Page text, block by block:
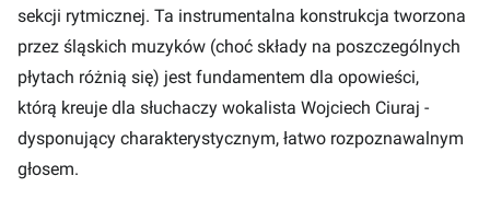
sekcji rytmicznej. Ta instrumentalna konstrukcja tworzona
przez śląskich muzyków (choć składy na poszczególnych
płytach różnią się) jest fundamentem dla opowieści,
którą kreuje dla słuchaczy wokalista Wojciech Ciuraj -
dysponujący charakterystycznym, łatwo rozpoznawalnym
głosem.